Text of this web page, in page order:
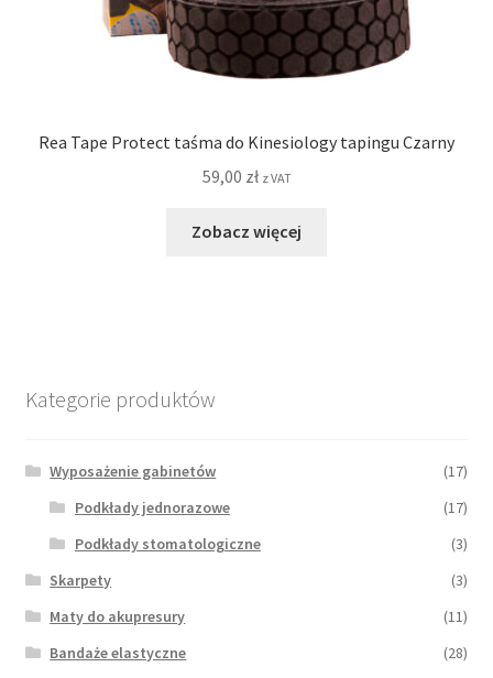
Rea Tape Protect taśma do Kinesiology tapingu Czarny
59,00 zł z VAT
Zobacz więcej
Kategorie produktów
Wyposażenie gabinetów
(17)
Podkłady jednorazowe
(17)
Podkłady stomatologiczne
(3)
Skarpety
(3)
Maty do akupresury
(11)
Bandaże elastyczne
(28)